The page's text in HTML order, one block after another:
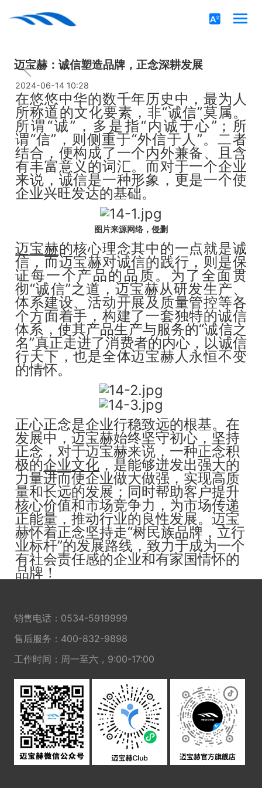
迈宝赫：诚信塑造品牌，正念深耕发展
2024-06-14 10:28
在悠悠中华的数千年历史中，最为人
所称道的文化要素，非“诚信”莫属。
所谓“诚”，多是指“内诚于心”；所
谓“信”，则侧重于“外信于人”。二者
结合，便构成了一个内外兼备、且含
有丰富意义的词汇。而对于一个企业
来说，诚信是一种形象，更是一个使
企业兴旺发达的基础。
图片来源网络，侵删
迈宝赫的核心理念其中的一点就是诚
信，而迈宝赫对诚信的践行，则是保
证每一个产品的品质。为了全面贯
彻“诚信”之道，迈宝赫从研发生产、
体系建设、活动开展及质量管控等各
个方面着手，构建了一套独特的诚信
体系，使其产品生产与服务的“诚信之
名”真正走进了消费者的内心，以诚信
行天下，也是全体迈宝赫人永恒不变
的情怀。
正心正念是企业行稳致远的根基。在
发展中，迈宝赫始终坚守初心，坚持
正念，对于迈宝赫来说，一种正念积
极的企业文化 ，是能够迸发出强大的
力量进而使企业做大做强，实现高质
量和长远的发展；同时帮助客户提升
核心价值和市场竞争力，为市场传递
正能量，推动行业的良性发展。迈宝
赫怀着正念坚持走“树民族品牌，立行
业标杆”的发展路线，致力于成为一个
有社会责任感的企业和有家国情怀的
品牌！
销售电话： 0534-5919999
售后服务： 400-832-9898
工作时间：周一至六，9:00-17:00